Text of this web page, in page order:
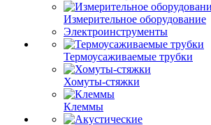
Измерительное оборудование
Электроинструменты
Термоусаживаемые трубки
Хомуты-стяжки
Клеммы